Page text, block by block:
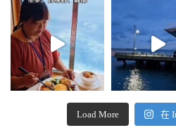
Load More 在